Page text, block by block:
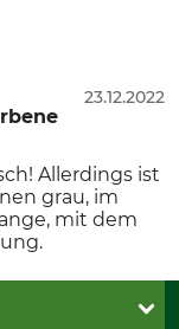
23.12.2022
Allerdings ist
grau, im
mit dem